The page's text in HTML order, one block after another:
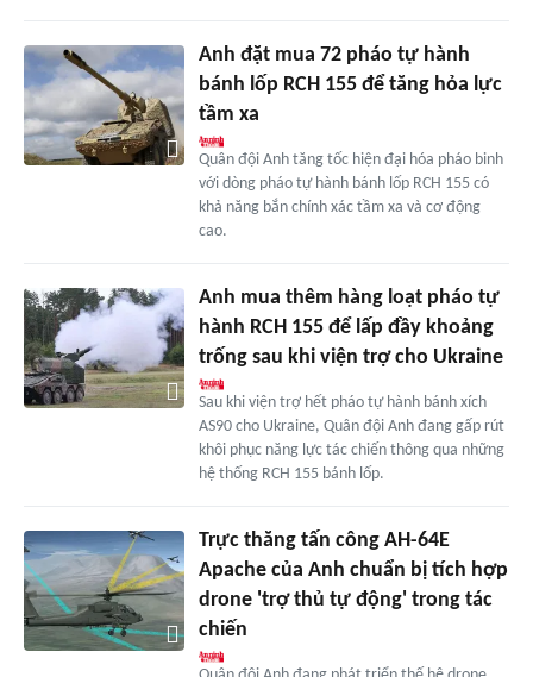
Anh đặt mua 72 pháo tự hành
bánh lốp RCH 155 để tăng hỏa lực
tầm xa
Quân đội Anh tăng tốc hiện đại hóa pháo binh
với dòng pháo tự hành bánh lốp RCH 155 có
khả năng bắn chính xác tầm xa và cơ động
cao.
Anh mua thêm hàng loạt pháo tự
hành RCH 155 để lấp đầy khoảng
trống sau khi viện trợ cho Ukraine
Sau khi viện trợ hết pháo tự hành bánh xích
AS90 cho Ukraine, Quân đội Anh đang gấp rút
khôi phục năng lực tác chiến thông qua những
hệ thống RCH 155 bánh lốp.
Trực thăng tấn công AH-64E
Apache của Anh chuẩn bị tích hợp
drone 'trợ thủ tự động' trong tác
chiến